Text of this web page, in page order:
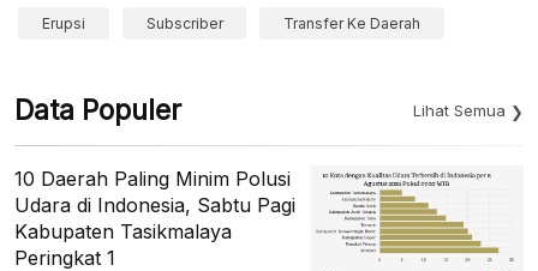
Erupsi Subscriber Transfer Ke Daerah
Data Populer Lihat Semua
10 Daerah Paling Minim Polusi
Udara di Indonesia, Sabtu Pagi
Kabupaten Tasikmalaya
Peringkat 1